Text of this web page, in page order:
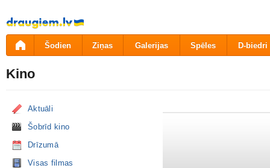
Pāriet
uz
saturu
Šodien Ziņas Galerijas Spēles D-biedri
Kino
Aktuāli
Šobrīd kino
Drīzumā
Visas filmas